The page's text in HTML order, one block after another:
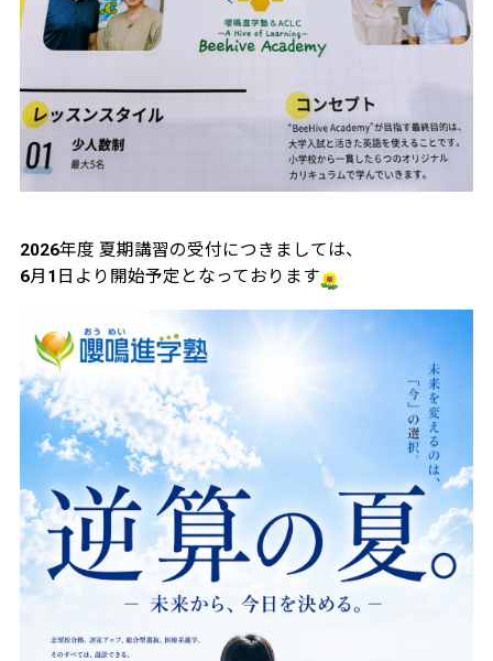
2026年度 夏期講習の受付につきましては、
6月1日より開始予定となっております